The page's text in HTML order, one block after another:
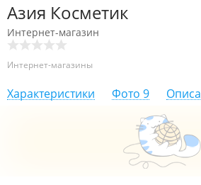
Азия Косметик
Интернет-магазин
Интернет-магазины
Характеристики Фото 9